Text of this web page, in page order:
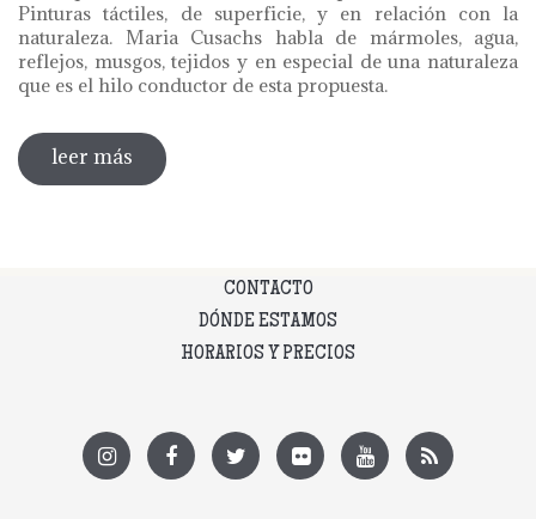
Pinturas táctiles, de superficie, y en relación con la
naturaleza. Maria Cusachs habla de mármoles, agua,
reflejos, musgos, tejidos y en especial de una naturaleza
que es el hilo conductor de esta propuesta.
leer más sobre exposición maria cusachs.
superfícies
CONTACTO
DÓNDE ESTAMOS
HORARIOS Y PRECIOS